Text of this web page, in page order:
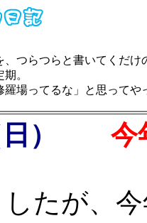
つらつらと書いてくだけ
。
場ってるな」と思ってや
） 今年
たが、